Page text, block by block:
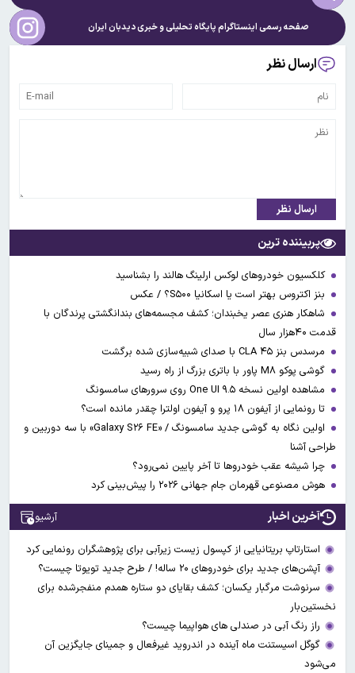
صفحه رسمی اینستاگرام پایگاه تحلیلی و خبریدیدبان ایران
ارسال نظر
ارسال نظر
پربیننده ترین
کلکسیون خودروهای لوکس ارلینگ هالند را بشناسید
بنز اکتروس بهتر است یا اسکانیا S۵۰۰؟ / عکس
شاهکار هنری عصر یخبندان؛ کشف مجسمه‌های بندانگشتی‌ پرندگان با
قدمت ۴۰هزار سال
مرسدس بنز CLA ۴۵ با صدای شبیه‌سازی شده برگشت
گوشی پوکو M۸ پاور با باتری بزرگ از راه رسید
مشاهده اولین نسخه One UI ۹.۵ روی سرورهای سامسونگ
تا رونمایی از آیفون ۱۸ پرو و آیفون اولترا چقدر مانده است؟
اولین نگاه به گوشی جدید سامسونگ / «Galaxy S۲۶ FE» با سه دوربین و
طراحی آشنا
چرا شیشه عقب خودروها تا آخر پایین نمی‌رود؟
هوش مصنوعی قهرمان جام جهانی ۲۰۲۶ را پیش‌بینی کرد
آخرین اخبار آرشیو
استارتاپ بریتانیایی از کپسول زیست زیرآبی برای پژوهشگران رونمایی کرد
آپشن‌های جدید برای خودروهای ۲۰ ساله! / طرح جدید تویوتا چیست؟
سرنوشت مرگبار یکسان؛ کشف بقایای دو ستاره همدم منفجرشده برای
نخستین‌بار
راز رنگ آبی در صندلی های هواپیما چیست؟
گوگل اسیستنت ماه آینده در اندروید غیرفعال و جمینای جایگزین آن
می‌شود